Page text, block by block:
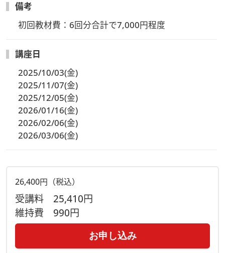
備考
初回教材費：6回分合計で7,000円程度
講座日
2025/10/03(金)
2025/11/07(金)
2025/12/05(金)
2026/01/16(金)
2026/02/06(金)
2026/03/06(金)
26,400円（税込）
受講料 25,410円
維持費 990円
お申し込み